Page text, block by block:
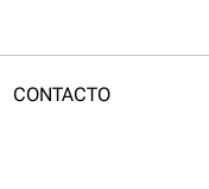
CONTACTO